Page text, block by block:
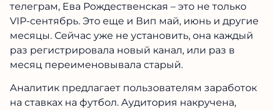
телеграм, Ева Рождественская – это не только
VIP-сентябрь. Это еще и Вип май, июнь и другие
месяцы. Сейчас уже не установить, она каждый
раз регистрировала новый канал, или раз в
месяц переименовывала старый.
Аналитик предлагает пользователям заработок
на ставках на футбол. Аудитория накручена,